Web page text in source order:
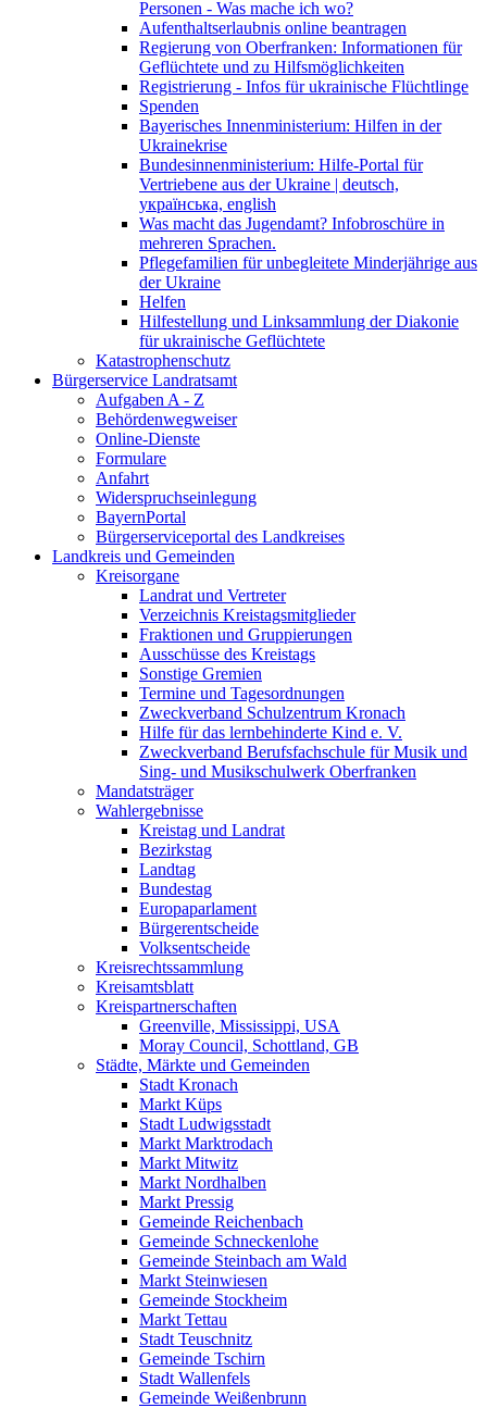
Personen - Was mache ich wo?
Aufenthaltserlaubnis online beantragen
Regierung von Oberfranken: Informationen für
Geflüchtete und zu Hilfsmöglichkeiten
Registrierung - Infos für ukrainische Flüchtlinge
Spenden
Bayerisches Innenministerium: Hilfen in der
Ukrainekrise
Bundesinnenministerium: Hilfe-Portal für
Vertriebene aus der Ukraine | deutsch,
українська, english
Was macht das Jugendamt? Infobroschüre in
mehreren Sprachen.
Pflegefamilien für unbegleitete Minderjährige aus
der Ukraine
Helfen
Hilfestellung und Linksammlung der Diakonie
für ukrainische Geflüchtete
Katastrophenschutz
Bürgerservice Landratsamt
Aufgaben A - Z
Behördenwegweiser
Online-Dienste
Formulare
Anfahrt
Widerspruchseinlegung
BayernPortal
Bürgerserviceportal des Landkreises
Landkreis und Gemeinden
Kreisorgane
Landrat und Vertreter
Verzeichnis Kreistagsmitglieder
Fraktionen und Gruppierungen
Ausschüsse des Kreistags
Sonstige Gremien
Termine und Tagesordnungen
Zweckverband Schulzentrum Kronach
Hilfe für das lernbehinderte Kind e. V.
Zweckverband Berufsfachschule für Musik und
Sing- und Musikschulwerk Oberfranken
Mandatsträger
Wahlergebnisse
Kreistag und Landrat
Bezirkstag
Landtag
Bundestag
Europaparlament
Bürgerentscheide
Volksentscheide
Kreisrechtssammlung
Kreisamtsblatt
Kreispartnerschaften
Greenville, Mississippi, USA
Moray Council, Schottland, GB
Städte, Märkte und Gemeinden
Stadt Kronach
Markt Küps
Stadt Ludwigsstadt
Markt Marktrodach
Markt Mitwitz
Markt Nordhalben
Markt Pressig
Gemeinde Reichenbach
Gemeinde Schneckenlohe
Gemeinde Steinbach am Wald
Markt Steinwiesen
Gemeinde Stockheim
Markt Tettau
Stadt Teuschnitz
Gemeinde Tschirn
Stadt Wallenfels
Gemeinde Weißenbrunn